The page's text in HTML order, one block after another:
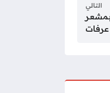
التالي
عرفات